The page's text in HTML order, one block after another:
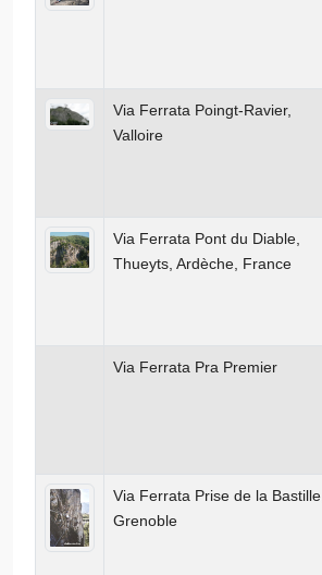
Via Ferrata Poingt-Ravier,
Valloire
Via Ferrata Pont du Diable,
Thueyts, Ardèche, France
Via Ferrata Pra Premier
Via Ferrata Prise de la Bastille,
Grenoble